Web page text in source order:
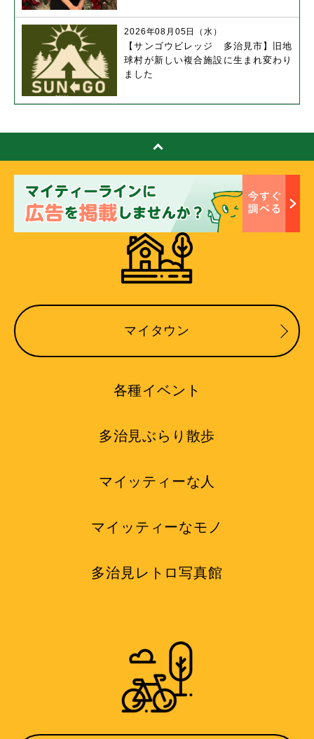
【サンゴウビレッジ 多治見市】旧地
球村が新しい複合施設に生まれ変わり
ました
2026年08月05日（水）
マイタウン
各種イベント
多治見ぶらり散歩
マイッティーな人
マイッティーなモノ
多治見レトロ写真館